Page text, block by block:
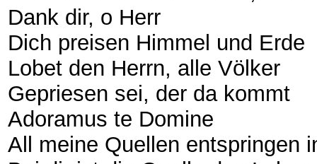
Dank dir, o Herr
Dich preisen Himmel und Erde
Lobet den Herrn, alle Völker
Gepriesen sei, der da kommt
Adoramus te Domine
All meine Quellen entspringen